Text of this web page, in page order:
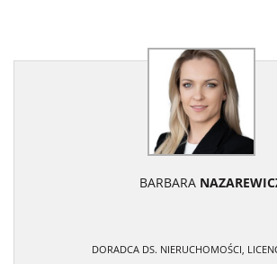
BARBARA
DORADCA DS. NIERUCHOMOŚCI,